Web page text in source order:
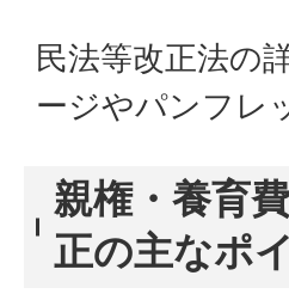
民法等改正法の
ージやパンフレ
親権・養育
正の主なポ